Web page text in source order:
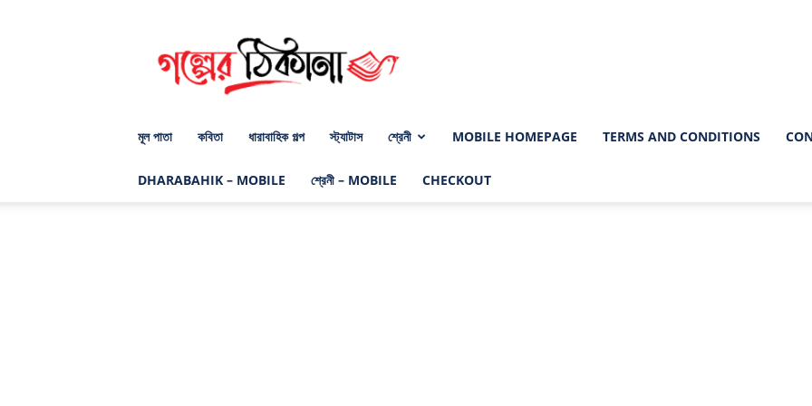
গল্পের
ঠিকানা
ডট
মূল পাতা কবিতা ধারাবাহিক গল্প স্ট্যাটাস শ্রেনী MOBILE HOMEPAGE TERMS AND CONDITIONS
DHARABAHIK – MOBILE শ্রেনী – MOBILE CHECKOUT